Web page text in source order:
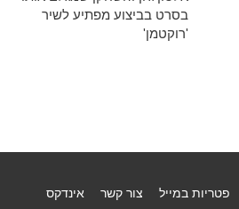
בסרט בביצוע מפתיע לשיר
'רוקטמן'
פטריות במייל צור קשר
אינדקס